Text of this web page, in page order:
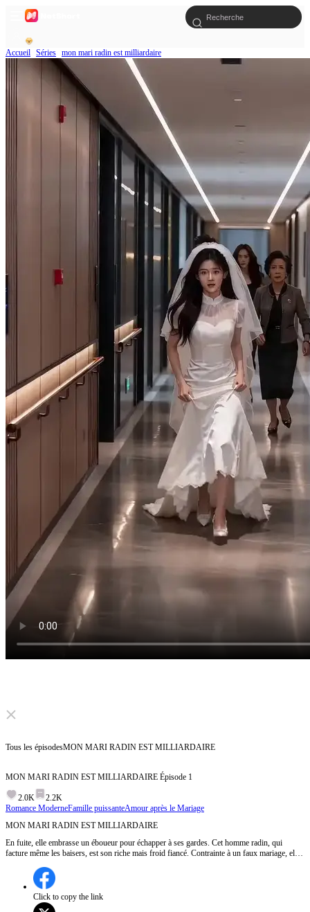
Accueil Séries mon mari radin est milliardaire
Click to unmute
Tous les épisodesMON MARI RADIN EST MILLIARDAIRE
MON MARI RADIN EST MILLIARDAIRE Épisode 1
2.0K
2.2K
Romance ModerneFamille puissanteAmour après le Mariage
MON MARI RADIN EST MILLIARDAIRE
En fuite, elle embrasse un éboueur pour échapper à ses gardes. Cet homme radin, qui
facture même les baisers, est son riche mais froid fiancé. Contrainte à un faux mariage, elle
pauvreté » cache 3 cents milliards.
Click to copy the link